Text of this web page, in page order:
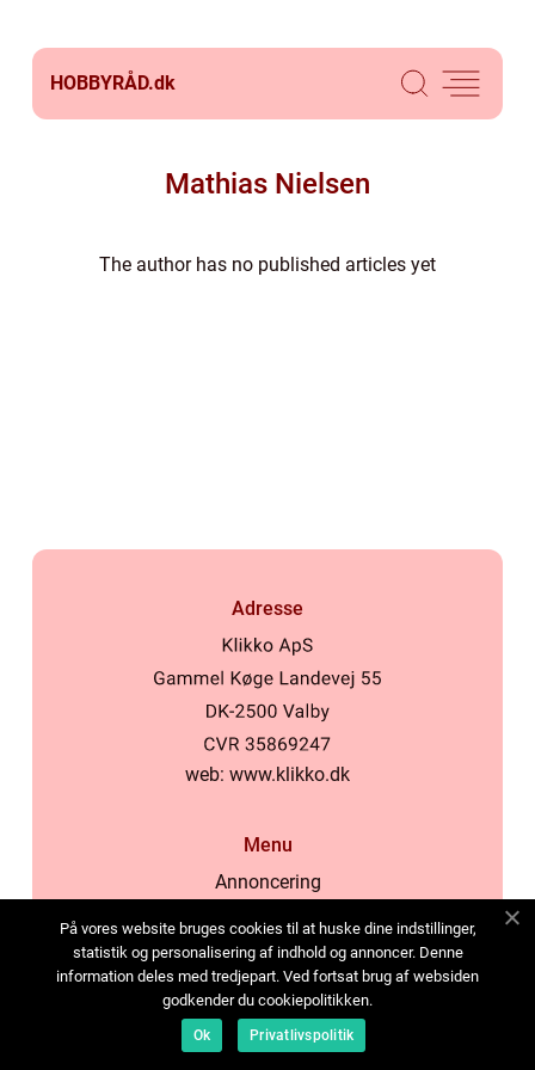
HOBBYRÅD.dk
Mathias Nielsen
The author has no published articles yet
Adresse
web: www.klikko.dk
Menu
Annoncering
Cookies
Kontakt os
Sitemap
På vores website bruges cookies til at huske dine indstillinger,
statistik og personalisering af indhold og annoncer. Denne
information deles med tredjepart. Ved fortsat brug af websiden
godkender du cookiepolitikken.
Ok Privatlivspolitik